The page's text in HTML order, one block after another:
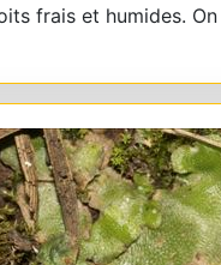
frais et humides.